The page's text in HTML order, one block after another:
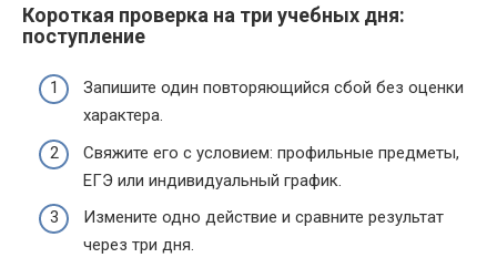
Короткая проверка на три учебных дня:
поступление
Запишите один повторяющийся сбой без оценки
характера.
Свяжите его с условием: профильные предметы,
ЕГЭ или индивидуальный график.
Измените одно действие и сравните результат
через три дня.